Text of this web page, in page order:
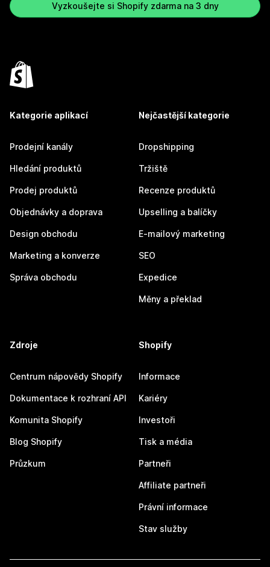
Vyzkoušejte si Shopify zdarma na 3 dny
Kategorie aplikací
Prodejní kanály
Hledání produktů
Prodej produktů
Objednávky a doprava
Design obchodu
Marketing a konverze
Správa obchodu
Nejčastější kategorie
Dropshipping
Tržiště
Recenze produktů
Upselling a balíčky
E-mailový marketing
SEO
Expedice
Měny a překlad
Zdroje
Centrum nápovědy Shopify
Dokumentace k rozhraní API
Komunita Shopify
Blog Shopify
Průzkum
Shopify
Informace
Kariéry
Investoři
Tisk a média
Partneři
Affiliate partneři
Právní informace
Stav služby